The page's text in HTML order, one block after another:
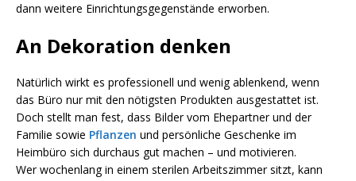
dann weitere Einrichtungsgegenstände erworben.
An Dekoration denken
Natürlich wirkt es professionell und wenig ablenkend, wenn
das Büro nur mit den nötigsten Produkten ausgestattet ist.
Doch stellt man fest, dass Bilder vom Ehepartner und der
Familie sowie Pflanzen und persönliche Geschenke im
Heimbüro sich durchaus gut machen – und motivieren.
Wer wochenlang in einem sterilen Arbeitszimmer sitzt, kann